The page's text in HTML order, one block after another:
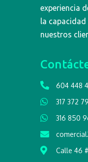
experiencia
la
nuestros
604 448
317 372
316 850
Calle 46